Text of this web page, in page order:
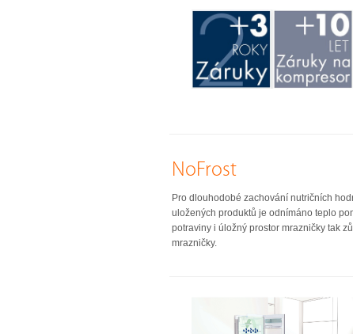
NoFrost
Pro dlouhodobé zachování nutričních
uložených produktů je odnímáno teplo
potraviny i úložný prostor mrazničky tak
mrazničky.